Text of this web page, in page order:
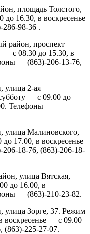
площадь Толстого,
16.30, в воскресенье
98-36 .
район, проспект
— с 08.30 до 15.30, в
— (863)-206-13-76,
улица 2-ая
— с 09.00 до
Телефоны —
улица Малиновского,
17.00, в воскресенье
18-76, (863)-206-18-
улица Вятская,
до 16.00, в
— (863)-210-23-82.
улица Зорге, 37. Режим
воскресенье — с 09.00
(863)-225-27-07.